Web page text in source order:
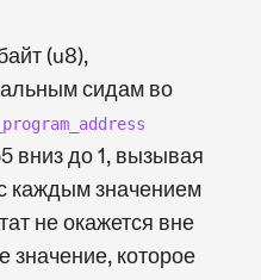
(u8),
сидам во
вниз до 1, вызывая
каждым значением
не окажется вне
значение, которое